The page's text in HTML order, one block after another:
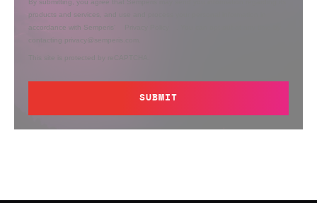
By submitting, you agree that Semperis may send you information regarding its
products and services, and use and process your personal information in
accordance with Semperis’
contacting privacy@semperis.com.
This site is protected by reCAPTCHA.
SUBMIT